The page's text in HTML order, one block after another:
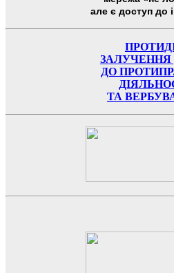
але є доступ до
ЗАЛУЧЕННЯ
ДО
ТА